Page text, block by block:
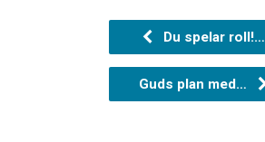
Du spelar roll!…
Guds plan med…